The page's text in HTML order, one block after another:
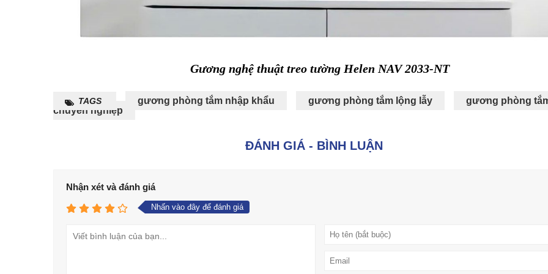
Gương nghệ thuật treo tường Helen NAV 2033-NT
TAGS gương phòng tắm nhập khẩu gương phòng tắm lộng lẫy
gương phòng
chuyên nghiệp
ĐÁNH GIÁ - BÌNH LUẬN
Nhận xét và đánh giá
Nhấn vào đây để đánh giá